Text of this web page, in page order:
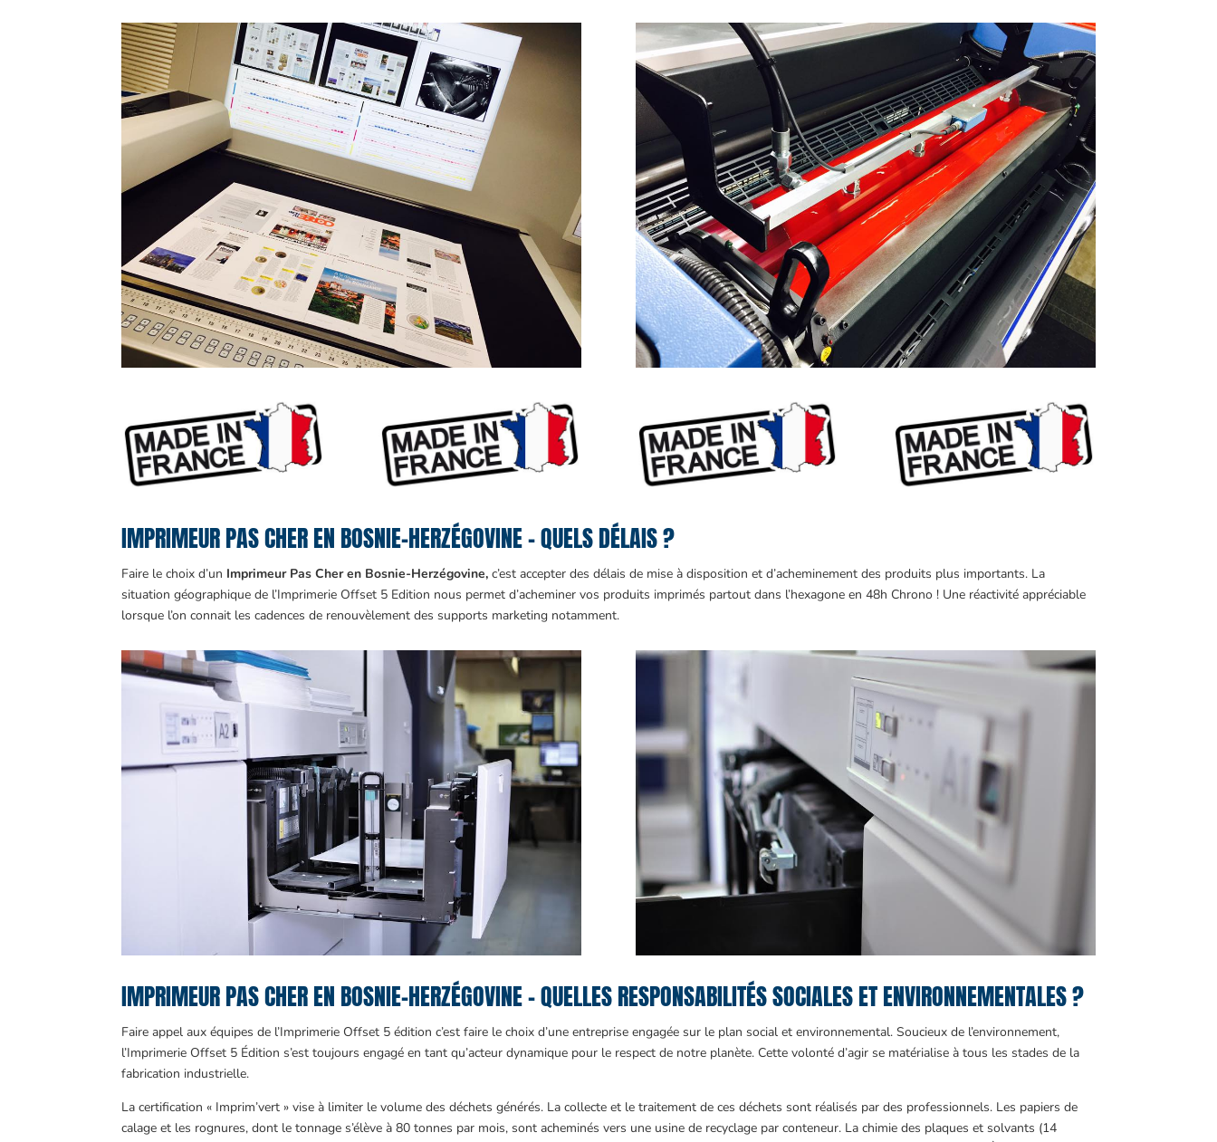
IMPRIMEUR PAS CHER EN BOSNIE-HERZÉGOVINE – QUELS DÉLAIS ?
Faire le choix d’un Imprimeur Pas Cher en Bosnie-Herzégovine, c’est accepter des délais de mise à disposition et d’acheminement des produits plus importants. La
situation géographique de l’Imprimerie Offset 5 Edition nous permet d’acheminer vos produits imprimés partout dans l’hexagone en 48h Chrono ! Une réactivité appréciable
lorsque l’on connait les cadences de renouvèlement des supports marketing notamment.
IMPRIMEUR PAS CHER EN BOSNIE-HERZÉGOVINE – QUELLES RESPONSABILITÉS SOCIALES ET ENVIRONNEMENTALES ?
Faire appel aux équipes de l’Imprimerie Offset 5 édition c’est faire le choix d’une entreprise engagée sur le plan social et environnemental. Soucieux de l’environnement,
l’Imprimerie Offset 5 Édition s’est toujours engagé en tant qu’acteur dynamique pour le respect de notre planète. Cette volonté d’agir se matérialise à tous les stades de la
fabrication industrielle.
La certification « Imprim’vert » vise à limiter le volume des déchets générés. La collecte et le traitement de ces déchets sont réalisés par des professionnels. Les papiers de
calage et les rognures, dont le tonnage s’élève à 80 tonnes par mois, sont acheminés vers une usine de recyclage par conteneur. La chimie des plaques et solvants (14